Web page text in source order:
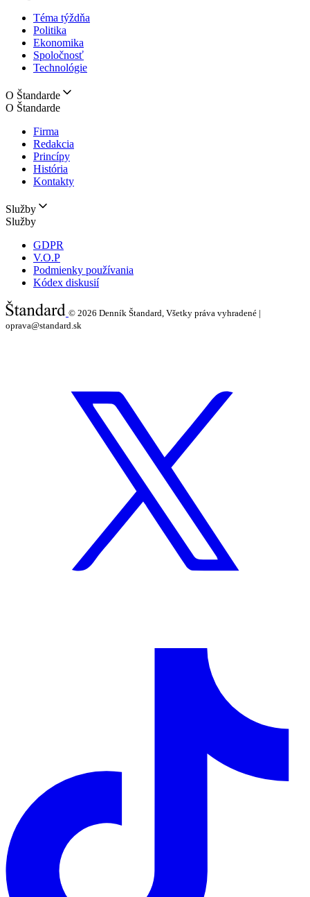
Téma týždňa
Politika
Ekonomika
Spoločnosť
Technológie
O Štandarde
O Štandarde
Firma
Redakcia
Princípy
História
Kontakty
Služby
Služby
GDPR
V.O.P
Podmienky používania
Kódex diskusií
© 2026 Denník Štandard, Všetky práva vyhradené |
oprava@standard.sk